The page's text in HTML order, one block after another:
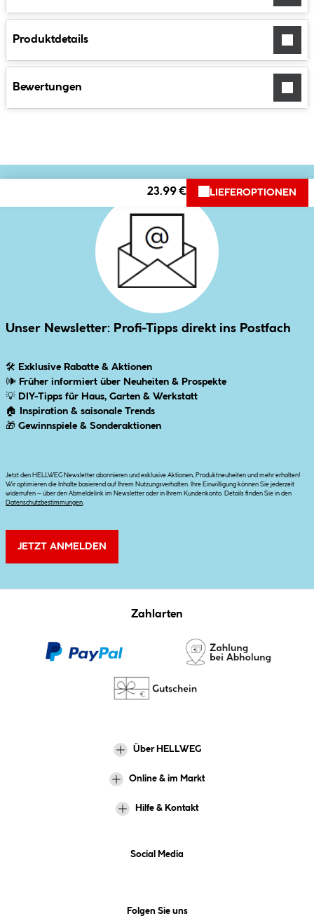
Produktdetails
Bewertungen
23.99 € LIEFEROPTIONEN
Unser Newsletter: Profi-Tipps direkt ins Postfach
🛠 Exklusive Rabatte & Aktionen
🕪 Früher informiert über Neuheiten & Prospekte
💡 DIY-Tipps für Haus, Garten & Werkstatt
🏠
Inspiration & saisonale Trends
🎁 Gewinnspiele & Sonderaktionen
Jetzt den HELLWEG Newsletter abonnieren und exklusive Aktionen, Produktneuheiten und mehr erhalten!
Wir optimieren die Inhalte basierend auf Ihrem Nutzungsverhalten. Ihre Einwilligung können Sie jederzeit
widerrufen – über den Abmeldelink im Newsletter oder in Ihrem Kundenkonto. Details finden Sie in den
Datenschutzbestimmungen
JETZT ANMELDEN
Zahlarten
Über HELLWEG
Online & im Markt
Hilfe & Kontakt
Social Media
Folgen Sie uns